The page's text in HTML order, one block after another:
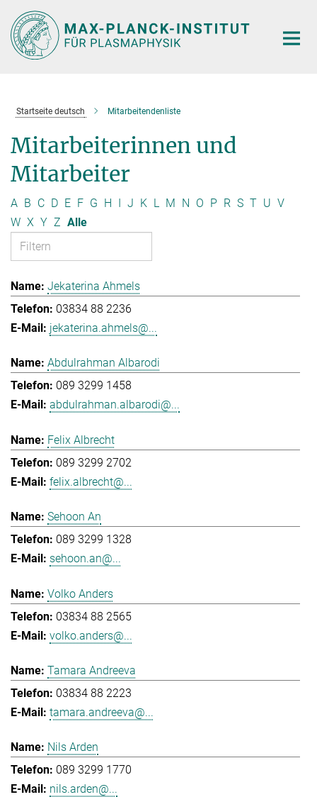
Hauptinhalt
Startseite deutsch Mitarbeitendenliste
Mitarbeiterinnen und
Mitarbeiter
A B C D E F G H I J K L M N O P R S T U V
W X Y Z Alle
Jekaterina Ahmels
03834 88 2236
jekaterina.ahmels@...
Abdulrahman Albarodi
089 3299 1458
abdulrahman.albarodi@...
Felix Albrecht
089 3299 2702
felix.albrecht@...
Sehoon An
089 3299 1328
sehoon.an@...
Volko Anders
03834 88 2565
volko.anders@...
Tamara Andreeva
03834 88 2223
tamara.andreeva@...
Nils Arden
089 3299 1770
nils.arden@...